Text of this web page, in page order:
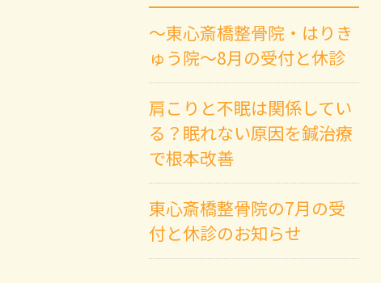
～東心斎橋整骨院・はりき
ゅう院～8月の受付と休診
肩こりと不眠は関係してい
る？眠れない原因を鍼治療
で根本改善
東心斎橋整骨院の7月の受
付と休診のお知らせ